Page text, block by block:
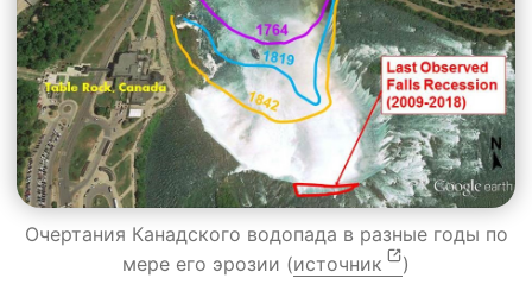
Очертания Канадского водопада в разные годы по
мере его эрозии (источник )